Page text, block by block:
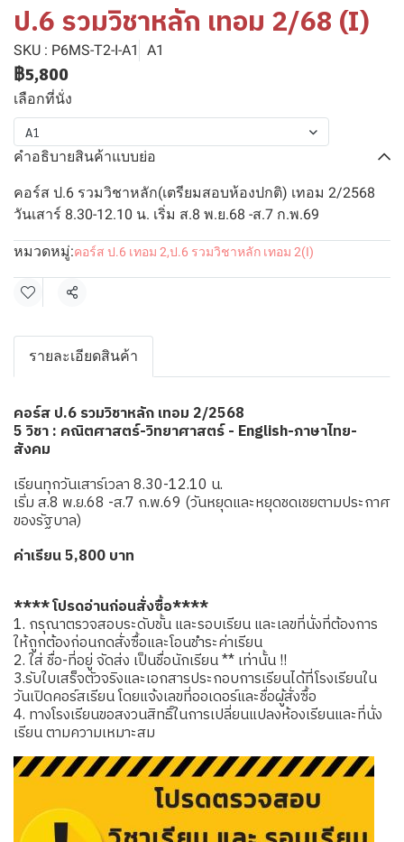
ป.6 รวมวิชาหลัก เทอม 2/68 (I)
SKU : P6MS-T2-I-A1 A1
฿5,800
เลือกที่นั่ง
A1
คำอธิบายสินค้าแบบย่อ
คอร์ส ป.6 รวมวิชาหลัก(เตรียมสอบห้องปกติ) เทอม 2/2568
วันเสาร์ 8.30-12.10 น. เริ่ม ส.8 พ.ย.68 -ส.7 ก.พ.69
หมวดหมู่:คอร์ส ป.6 เทอม 2,ป.6 รวมวิชาหลัก เทอม 2(I)
แชร์
รายละเอียดสินค้า
คอร์ส ป.6 รวมวิชาหลัก เทอม 2/2568
5 วิชา : คณิตศาสตร์-วิทยาศาสตร์ - English-ภาษาไทย-
สังคม
เรียนทุกวันเสาร์เวลา 8.30-12.10 น.
เริ่ม ส.8 พ.ย.68 -ส.7 ก.พ.69 (วันหยุดและหยุดชดเชยตามประกาศ
ของรัฐบาล)
ค่าเรียน 5,800 บาท
**** โปรดอ่านก่อนสั่งซื้อ****
1. กรุณาตรวจสอบระดับชั้น และรอบเรียน และเลขที่นั่งที่ต้องการ
ให้ถูกต้องก่อนกดสั่งซื้อและโอนชำระค่าเรียน
2. ใส่ ชื่อ-ที่อยู่ จัดส่ง เป็นชื่อนักเรียน ** เท่านั้น !!
3.รับใบเสร็จตัวจริงและเอกสารประกอบการเรียนได้ที่โรงเรียนใน
วันเปิดคอร์สเรียน โดยแจ้งเลขที่ออเดอร์และชื่อผู้สั่งซื้อ
4. ทางโรงเรียนขอสงวนสิทธิ์ในการเปลี่ยนแปลงห้องเรียนและที่นั่ง
เรียน ตามความเหมาะสม